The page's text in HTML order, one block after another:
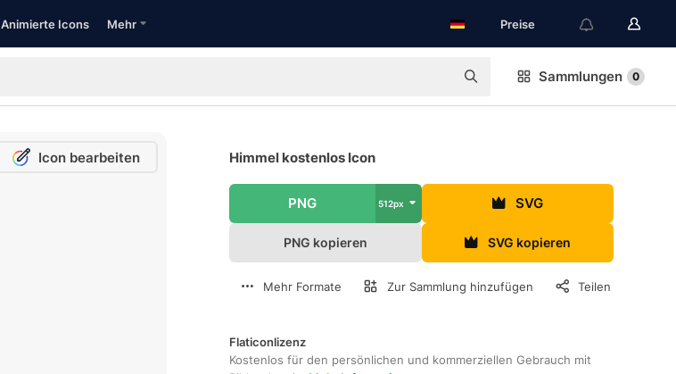
Animierte Icons Mehr Preise
Sammlungen 0
Icon bearbeiten Himmel kostenlos Icon
PNG 512px SVG
PNG kopieren SVG kopieren
Mehr Formate Zur Sammlung hinzufügen Teilen
Flaticonlizenz
Kostenlos für den persönlichen und kommerziellen Gebrauch mit